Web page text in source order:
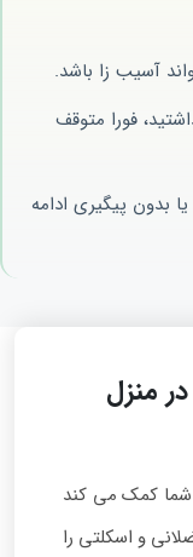
آسیب‌ زا باشد.
فورا متوقف
بدون پیگیری ادامه
منزل
شما کمک می‌ کند
و اسکلتی را